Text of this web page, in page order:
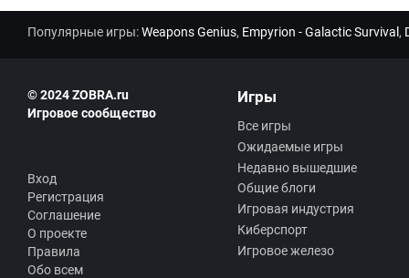
Популярные игры:Weapons Genius, Empyrion - Galactic Survival ,
© 2024 ZOBRA.ru
Игровое сообщество
Вход
Регистрация
Соглашение
О проекте
Правила
Обо всем
Игры
Все игры
Ожидаемые игры
Недавно вышедшие
Общие блоги
Игровая индустрия
Киберспорт
Игровое железо